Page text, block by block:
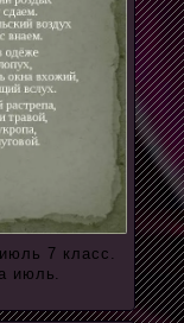
7 класс.
июль.